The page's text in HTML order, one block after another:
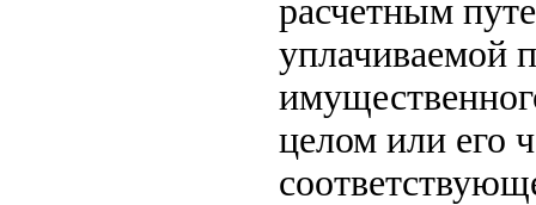
расчетным
уплачиваемой
целом или его